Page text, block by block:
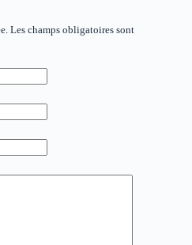
Les champs obligatoires sont